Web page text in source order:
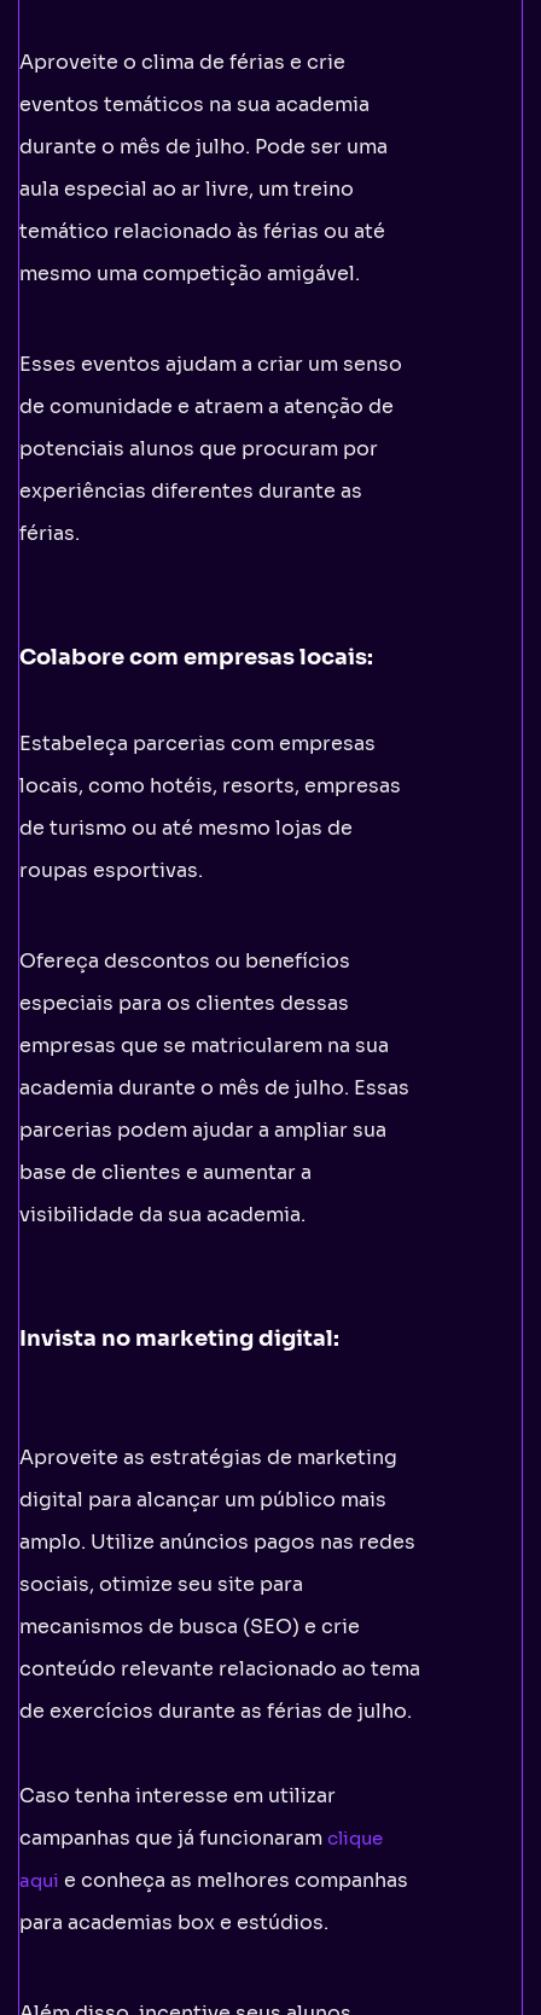
Aproveite o clima de férias e crie
eventos temáticos na sua academia
durante o mês de julho. Pode ser uma
aula especial ao ar livre, um treino
temático relacionado às férias ou até
mesmo uma competição amigável.
Esses eventos ajudam a criar um senso
de comunidade e atraem a atenção de
potenciais alunos que procuram por
experiências diferentes durante as
férias.
Colabore com empresas locais:
Estabeleça parcerias com empresas
locais, como hotéis, resorts, empresas
de turismo ou até mesmo lojas de
roupas esportivas.
Ofereça descontos ou benefícios
especiais para os clientes dessas
empresas que se matricularem na sua
academia durante o mês de julho. Essas
parcerias podem ajudar a ampliar sua
base de clientes e aumentar a
visibilidade da sua academia.
Invista no marketing digital:
Aproveite as estratégias de marketing
digital para alcançar um público mais
amplo. Utilize anúncios pagos nas redes
sociais, otimize seu site para
mecanismos de busca (SEO) e crie
conteúdo relevante relacionado ao tema
de exercícios durante as férias de julho.
Caso tenha interesse em utilizar
campanhas que já funcionaram clique
aqui e conheça as melhores companhas
para academias box e estúdios.